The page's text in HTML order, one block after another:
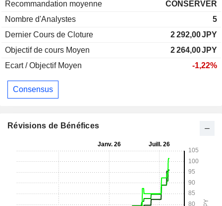
Recommandation moyenne
CONSERVER
Nombre d'Analystes
5
Dernier Cours de Cloture
2 292,00JPY
Objectif de cours Moyen
2 264,00JPY
Ecart / Objectif Moyen
-1,22%
Consensus
Révisions de Bénéfices